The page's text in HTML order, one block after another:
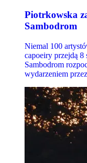
Piotrkowska
Sambodrom
Niemal 100
capoeiry przejdą 8
Sambodrom
wydarzeniem